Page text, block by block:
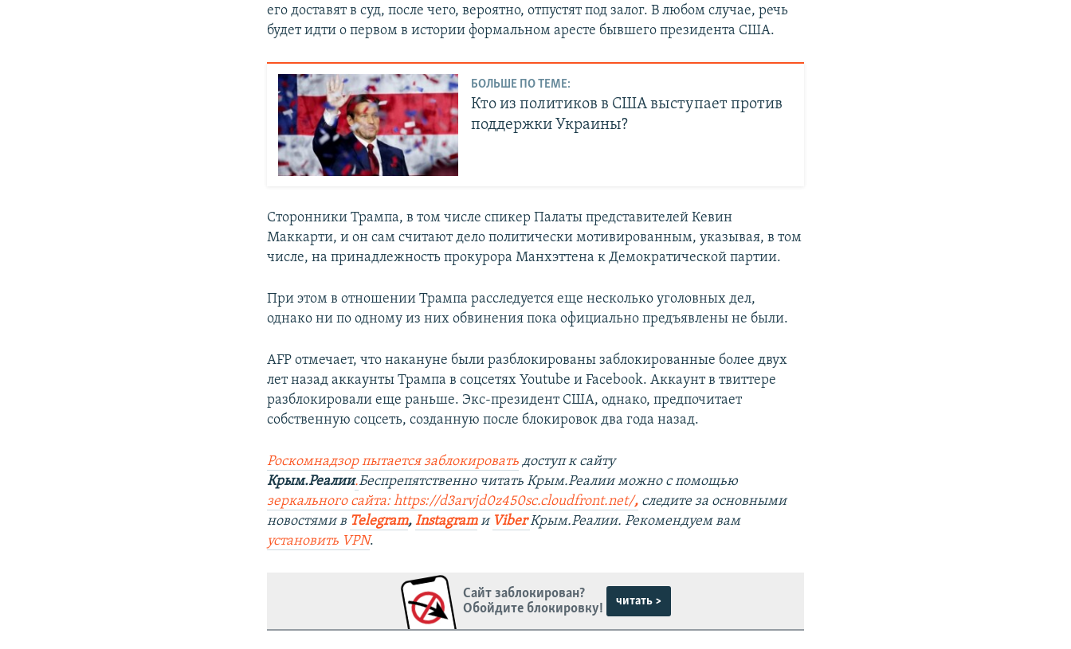
его доставят в суд, после чего, вероятно, отпустят под залог. В любом случае, речь
будет идти о первом в истории формальном аресте бывшего президента США.
БОЛЬШЕ ПО ТЕМЕ:
Кто из политиков в США выступает против
поддержки Украины?
Сторонники Трампа, в том числе спикер Палаты представителей Кевин
Маккарти, и он сам считают дело политически мотивированным, указывая, в том
числе, на принадлежность прокурора Манхэттена к Демократической партии.
При этом в отношении Трампа расследуется еще несколько уголовных дел,
однако ни по одному из них обвинения пока официально предъявлены не были.
AFP отмечает, что накануне были разблокированы заблокированные более двух
лет назад аккаунты Трампа в соцсетях Youtube и Facebook. Аккаунт в твиттере
разблокировали еще раньше. Экс-президент США, однако, предпочитает
собственную соцсеть, созданную после блокировок два года назад.
Роскомнадзор пытается заблокировать доступ к сайту
Крым.Реалии.Беспрепятственно читать Крым.Реалии можно с помощью
зеркального сайта: https://d3arvjd0z450sc.cloudfront.net/, следите за основными
новостями в Telegram,Instagramи ViberКрым.Реалии. Рекомендуем вам
установить VPN.
Сайт заблокирован?
Обойдите блокировку!
читать >